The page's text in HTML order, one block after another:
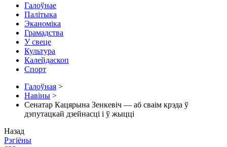
Галоўнае
Палітыка
Эканоміка
Грамадства
У свеце
Культура
Калейдаскоп
Спорт
Галоўная >
Навіны >
Сенатар Кацярына Зенкевіч — аб сваім крэда ў
дэпутацкай дзейнасці і ў жыцці
Назад
Рэгіёны